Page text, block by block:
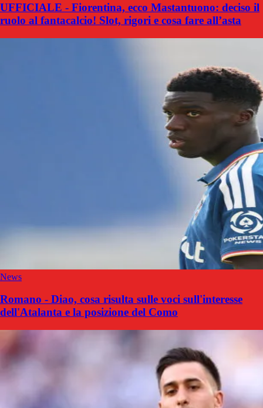
UFFICIALE - Fiorentina, ecco Mastantuono: deciso il
ruolo al fantacalcio! Slot, rigori e cosa fare all’asta
News
Romano - Diao, cosa risulta sulle voci sull'interesse
dell'Atalanta e la posizione del Como